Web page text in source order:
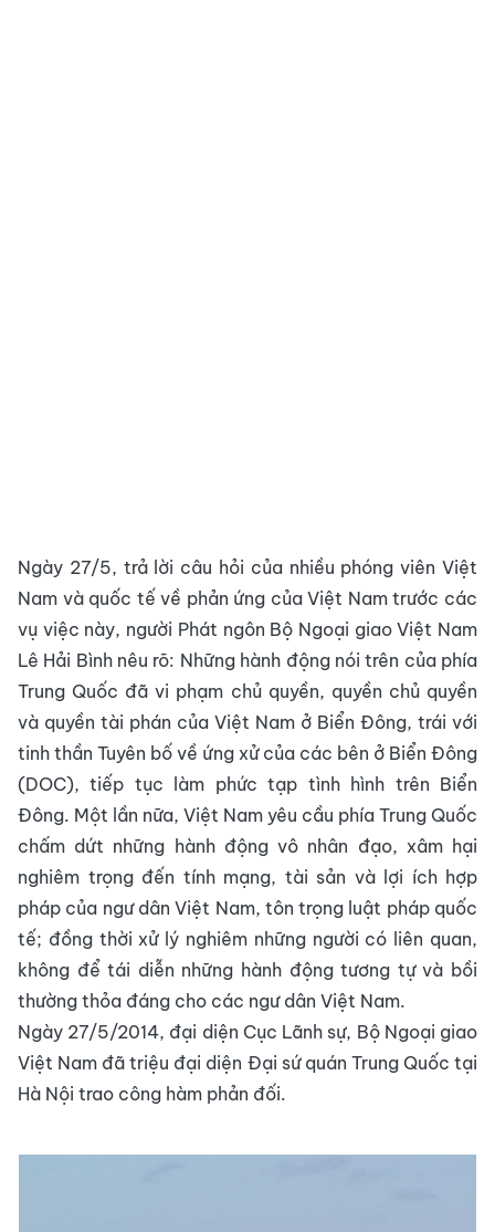
Ngày 27/5, trả lời câu hỏi của nhiều phóng viên Việt
Nam và quốc tế về phản ứng của Việt Nam trước các
vụ việc này, người Phát ngôn Bộ Ngoại giao Việt Nam
Lê Hải Bình nêu rõ: Những hành động nói trên của phía
Trung Quốc đã vi phạm chủ quyền, quyền chủ quyền
và quyền tài phán của Việt Nam ở Biển Đông, trái với
tinh thần Tuyên bố về ứng xử của các bên ở Biển Đông
(DOC), tiếp tục làm phức tạp tình hình trên Biển
Đông. Một lần nữa, Việt Nam yêu cầu phía Trung Quốc
chấm dứt những hành động vô nhân đạo, xâm hại
nghiêm trọng đến tính mạng, tài sản và lợi ích hợp
pháp của ngư dân Việt Nam, tôn trọng luật pháp quốc
tế; đồng thời xử lý nghiêm những người có liên quan,
không để tái diễn những hành động tương tự và bồi
thường thỏa đáng cho các ngư dân Việt Nam.
Ngày 27/5/2014, đại diện Cục Lãnh sự, Bộ Ngoại giao
Việt Nam đã triệu đại diện Đại sứ quán Trung Quốc tại
Hà Nội trao công hàm phản đối.